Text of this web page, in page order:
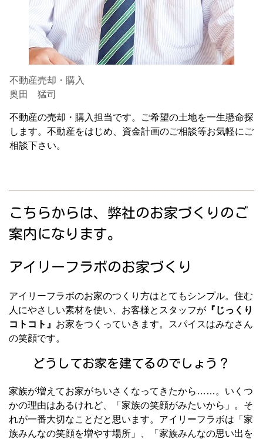
不動産売却・購入
奥田 猛司
不動産の売却・購入担当です。ご希望の土地を一生懸命探
します。不動産をはじめ、資金計画のご相談等お気軽にご
相談下さい。
こちらからは、弊社のお家づくりのご
案内になります。
アイリーフラボのお家づくり
アイリーフラボのお家のつくり方はとてもシンプル。住む
人にやさしい素材を使い、お客様とスタッフが 『じっくり
コトコト』 お家をつくっていきます。スパイスはみなさん
の笑顔です。
どうしてお家を建てるのでしょう？
家族が増えてお家がちいさくなってきたから……。いくつ
かの理由はあるけれど、「家族の笑顔がみたいから」。そ
れが一番大切なことだと思います。アイリーフラボは「家
族みんなの笑顔を増やす場所」、「家族みんなの思い出を